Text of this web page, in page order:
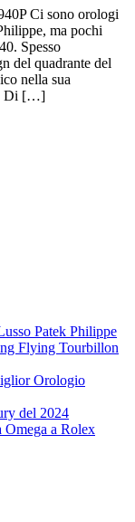
Ci sono orologi
ma pochi
Spesso
del quadrante del
nella sua
Di […]
Patek Philippe
Flying Tourbillon
Orologio
del 2024
a Rolex